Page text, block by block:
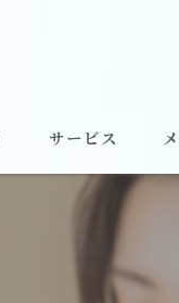
サービス